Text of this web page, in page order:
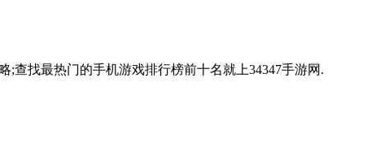
;查找最热门的手机游戏排行榜前十名就上34347手游网.